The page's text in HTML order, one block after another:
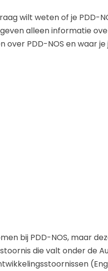
wilt weten of je PDD-
alleen informatie
PDD-NOS en waar je
bij PDD-NOS, maar
die valt onder de